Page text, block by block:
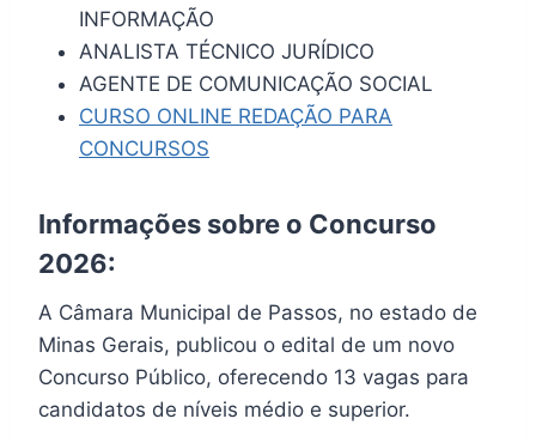
INFORMAÇÃO
ANALISTA TÉCNICO JURÍDICO
AGENTE DE COMUNICAÇÃO SOCIAL
CURSO ONLINE REDAÇÃO PARA
CONCURSOS
Informações sobre o Concurso
2026:
A Câmara Municipal de Passos, no estado de
Minas Gerais, publicou o edital de um novo
Concurso Público, oferecendo 13 vagas para
candidatos de níveis médio e superior.